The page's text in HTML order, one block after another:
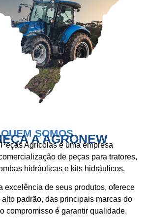
QUEM SOMOS
A AGRONEW
Agrícolas é uma empresa
de peças para tratores,
hidráulicas e kits hidráulicos.
excelência de seus produtos, oferece
padrão, das principais marcas do
compromisso é garantir qualidade,